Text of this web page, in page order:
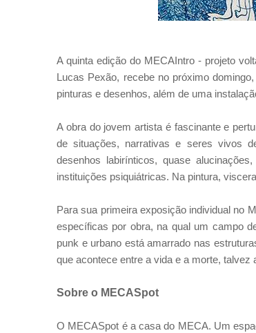
A quinta edição do MECAIntro - projeto
Lucas Pexão, recebe no próximo
pinturas e desenhos, além de uma
A obra do jovem artista é fascinante e
de situações, narrativas e seres vivos
desenhos labirínticos, quase
instituições psiquiátricas. Na pintura,
Para sua primeira exposição individual no
específicas por obra, na qual um campo
punk e urbano está amarrado nas
que acontece entre a vida e a morte,
Sobre o MECASpot
O MECASpot é a casa do MECA. Um